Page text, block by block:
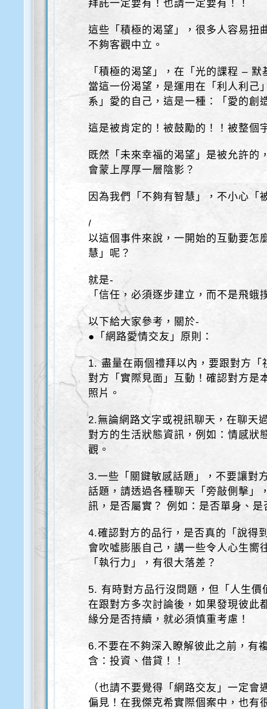
拜託一定要有！也請一定要有！！
這些「積極的渴望」，很多人容易扭
不夠客觀中立。
「積極的渴望」，在「光的課程 –
當這一份渴望，是運用在「利人利己
系」愛的自己，這是一種：「愛的創
這是被肯定的！被鼓勵的！！被整個
既然「未來幸福的渴望」是被允許的
會蒙上厚厚一層陰影？
因為我們「不夠有智慧」，不小心「
/
以這個事件來說，一開始的互動要怎
慧」呢？
就是-
「信任，必須逐步建立，而不是飛蛾
以下給大家參考，關於-
●「網路愛情交友」原則：
1. 盡量在兩個禮拜以內，要跟對方
對方「實際見面」互動！確認對方是
照片。
2.無論網路文字或視訊聊天，在聊天
對方的生活狀態資訊，例如：情感狀
觀。
3.一些「關鍵敏感話題」，不要讓對
話題，請透過各種聊天「旁敲側擊」
訊，是否屬實？ 例如：是否單身、
4.確認對方的品行，是否真的「說得
會吹噓膨脹自己，講一些令人心生嚮
「執行力」，有很大落差？
5. 有時對方品行沒問題，但「人生
在跟對方多次討論後，如果發現彼此
緣分是否持續，就必須慎重考慮！
6.不要在不夠深入瞭解彼此之前，有
含：投資、借貸！！
（也請不要覺得「網路交友」一定
偏見！在我傑克希實際個案中，也有